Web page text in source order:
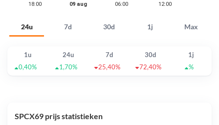
24u 7d 30d 1j Max
1u 24u 7d 30d
1j
0,40%
1,70% 25,40% 72,40% %
SPCX69 prijs statistieken